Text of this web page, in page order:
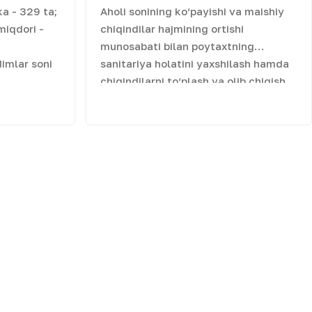
- 329 ta;
-
soni
Aholi sonining ko‘payishi va maishiy
chiqindilar hajmining ortishi
munosabati bilan poytaxtning
sanitariya holatini yaxshilash hamda
chiqindilarni to‘plash va olib chiqish